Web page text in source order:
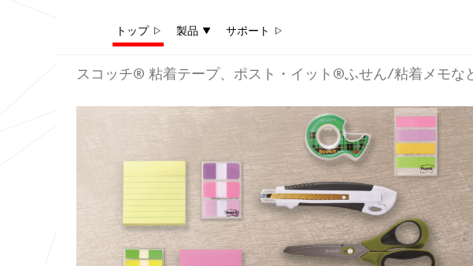
トップ 製品 サポート
スコッチ® 粘着テープ、ポスト・イット®ふせん/粘着メモな